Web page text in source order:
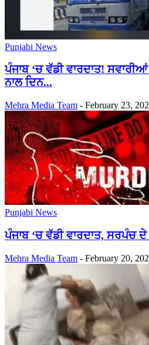
Punjabi News
ਪੰਜਾਬ ‘ਚ ਵੱਡੀ ਵਾਰਦਾਤ!
ਨਾਲ ਦਿਨ...
Mehra Media Team - February 23,
Punjabi News
ਪੰਜਾਬ ‘ਚ ਵੱਡੀ ਵਾਰਦਾਤ, ਸਰਪੰਚ
Mehra Media Team - February 20,